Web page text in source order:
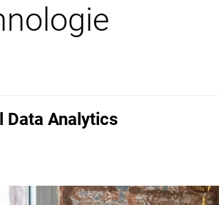
Data Analytics